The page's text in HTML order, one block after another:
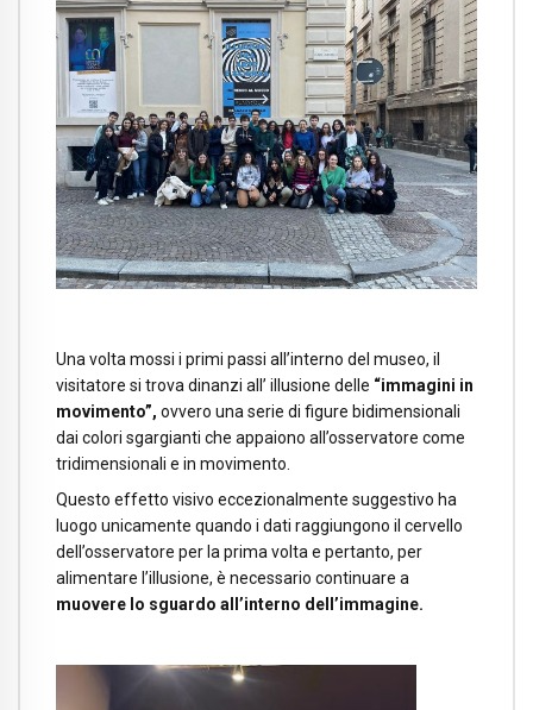
Una volta mossi i primi passi all’interno del museo, il
visitatore si trova dinanzi all’ illusione delle “immagini in
movimento”, ovvero una serie di figure bidimensionali
dai colori sgargianti che appaiono all’osservatore come
tridimensionali e in movimento.
Questo effetto visivo eccezionalmente suggestivo ha
luogo unicamente quando i dati raggiungono il cervello
dell’osservatore per la prima volta e pertanto, per
alimentare l’illusione, è necessario continuare a
muovere lo sguardo all’interno dell’immagine.